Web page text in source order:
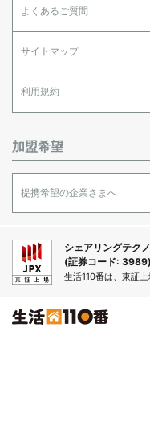
よくあるご質問
サイトマップ
利用規約
加盟希望
提携希望の企業さまへ
シェアリングテク
(証券コード: 3989)
生活110番は、東証